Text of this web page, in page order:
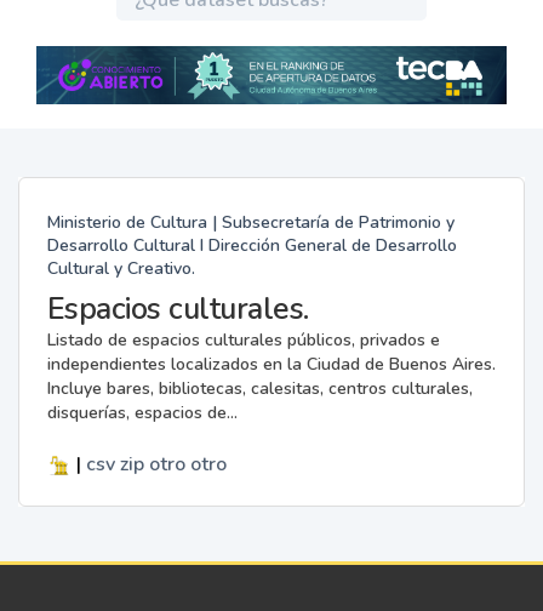
Ministerio de Cultura | Subsecretaría de Patrimonio y
Desarrollo Cultural I Dirección General de Desarrollo
Cultural y Creativo.
Espacios culturales.
Listado de espacios culturales públicos, privados e
independientes localizados en la Ciudad de Buenos Aires.
Incluye bares, bibliotecas, calesitas, centros culturales,
disquerías, espacios de...
| csv zip otro otro